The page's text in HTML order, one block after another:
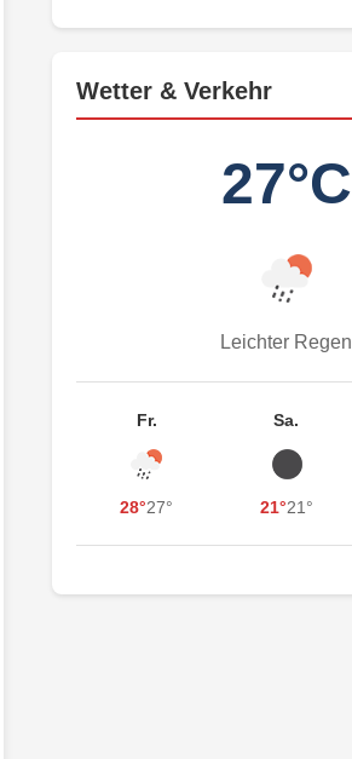
Wetter & Verkehr
27°C
Leichter Regen
Fr.
28°27°
Sa.
21°21°